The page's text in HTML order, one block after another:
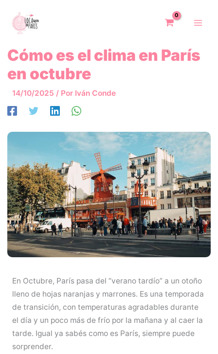
contenido
Cómo es el clima en París
en octubre
14/10/2025 / Por Iván Conde
En Octubre, París pasa del “verano tardío” a un otoño
lleno de hojas naranjas y marrones. Es una temporada
de transición, con temperaturas agradables durante
el día y un poco más de frío por la mañana y al caer la
tarde. Igual ya sabés como es París, siempre puede
sorprender.